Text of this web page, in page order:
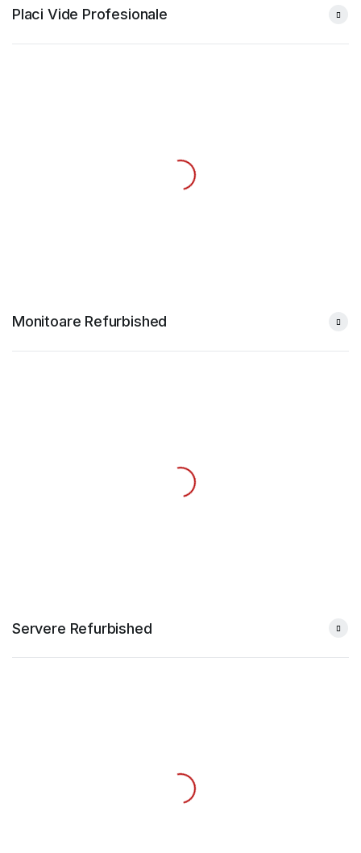
Placi Vide Profesionale
Monitoare Refurbished
Servere Refurbished